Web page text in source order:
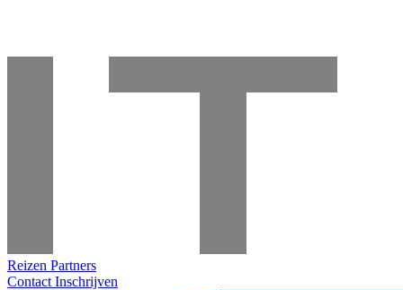
Reizen Partners
Contact Inschrijven